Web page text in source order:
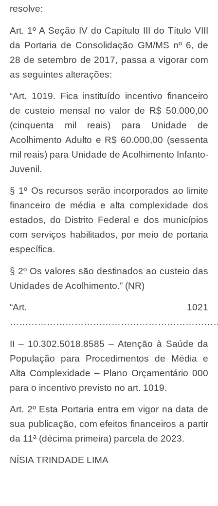
resolve:
Art. 1º A Seção IV do Capítulo III do Título VIII
da Portaria de Consolidação GM/MS nº 6, de
28 de setembro de 2017, passa a vigorar com
as seguintes alterações:
“Art. 1019. Fica instituído incentivo financeiro
de custeio mensal no valor de R$ 50.000,00
(cinquenta mil reais) para Unidade de
Acolhimento Adulto e R$ 60.000,00 (sessenta
mil reais) para Unidade de Acolhimento Infanto-
Juvenil.
§ 1º Os recursos serão incorporados ao limite
financeiro de média e alta complexidade dos
estados, do Distrito Federal e dos municípios
com serviços habilitados, por meio de portaria
específica.
§ 2º Os valores são destinados ao custeio das
Unidades de Acolhimento.” (NR)
“Art. 1021
II – 10.302.5018.8585 – Atenção à Saúde da
População para Procedimentos de Média e
Alta Complexidade – Plano Orçamentário 000
para o incentivo previsto no art. 1019.
Art. 2º Esta Portaria entra em vigor na data de
sua publicação, com efeitos financeiros a partir
da 11ª (décima primeira) parcela de 2023.
NÍSIA TRINDADE LIMA